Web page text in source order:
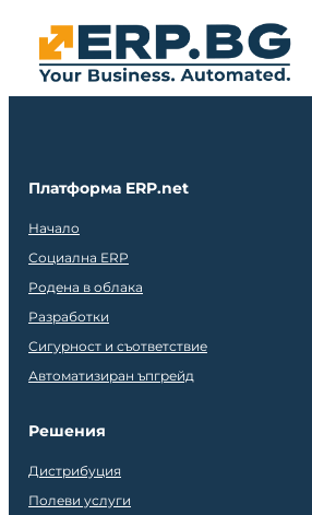
Платформа ERP.net
Начало
Социална ERP
Родена в облака
Разработки
Сигурност и съответствие
Автоматизиран ъпгрейд
Решения
Дистрибуция
Полеви услуги